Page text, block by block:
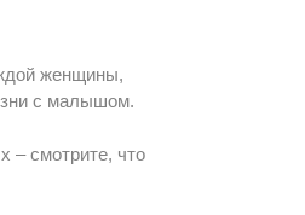
женщины,
с малышом.
– смотрите, что